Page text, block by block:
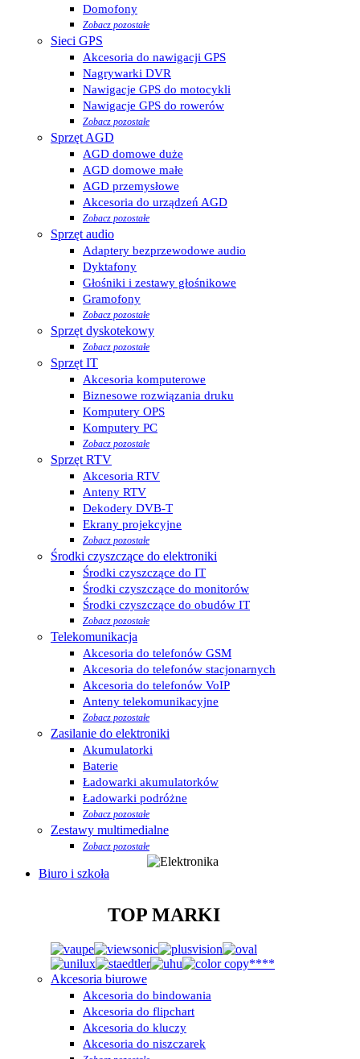
Domofony
Zobacz pozostałe
Sieci GPS
Akcesoria do nawigacji GPS
Nagrywarki DVR
Nawigacje GPS do motocykli
Nawigacje GPS do rowerów
Zobacz pozostałe
Sprzęt AGD
AGD domowe duże
AGD domowe małe
AGD przemysłowe
Akcesoria do urządzeń AGD
Zobacz pozostałe
Sprzęt audio
Adaptery bezprzewodowe audio
Dyktafony
Głośniki i zestawy głośnikowe
Gramofony
Zobacz pozostałe
Sprzęt dyskotekowy
Zobacz pozostałe
Sprzęt IT
Akcesoria komputerowe
Biznesowe rozwiązania druku
Komputery OPS
Komputery PC
Zobacz pozostałe
Sprzęt RTV
Akcesoria RTV
Anteny RTV
Dekodery DVB-T
Ekrany projekcyjne
Zobacz pozostałe
Środki czyszczące do elektroniki
Środki czyszczące do IT
Środki czyszczące do monitorów
Środki czyszczące do obudów IT
Zobacz pozostałe
Telekomunikacja
Akcesoria do telefonów GSM
Akcesoria do telefonów stacjonarnych
Akcesoria do telefonów VoIP
Anteny telekomunikacyjne
Zobacz pozostałe
Zasilanie do elektroniki
Akumulatorki
Baterie
Ładowarki akumulatorków
Ładowarki podróżne
Zobacz pozostałe
Zestawy multimedialne
Zobacz pozostałe
Biuro i szkoła
TOP MARKI
Akcesoria biurowe
Akcesoria do bindowania
Akcesoria do flipchart
Akcesoria do kluczy
Akcesoria do niszczarek